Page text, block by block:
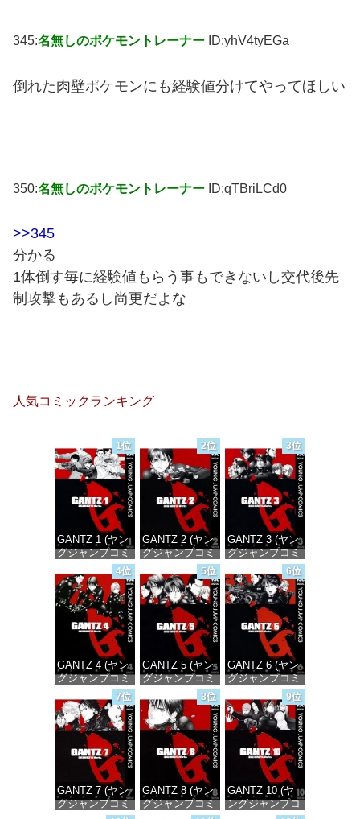
345:名無しのポケモントレーナー ID:yhV4tyEGa
倒れた肉壁ポケモンにも経験値分けてやってほしい
350:名無しのポケモントレーナー ID:qTBriLCd0
>>345
分かる
1体倒す毎に経験値もらう事もできないし交代後先
制攻撃もあるし尚更だよな
人気コミックランキング
1位
GANTZ 1 (ヤン
グジャンプコミ
ックスDIGITAL)
価格：¥100
2位
GANTZ 2 (ヤン
グジャンプコミ
ックスDIGITAL)
価格：¥100
3位
GANTZ 3 (ヤン
グジャンプコミ
ックスDIGITAL)
価格：¥100
4位
GANTZ 4 (ヤン
グジャンプコミ
ックスDIGITAL)
価格：¥100
5位
GANTZ 5 (ヤン
グジャンプコミ
ックスDIGITAL)
価格：¥100
6位
GANTZ 6 (ヤン
グジャンプコミ
ックスDIGITAL)
価格：¥100
7位
GANTZ 7 (ヤン
グジャンプコミ
ックスDIGITAL)
8位
GANTZ 8 (ヤン
グジャンプコミ
ックスDIGITAL)
9位
GANTZ 10 (ヤ
ングジャンプコ